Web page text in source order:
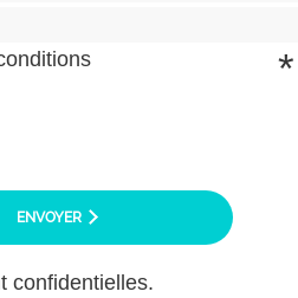
ENVOYER
confidentielles.